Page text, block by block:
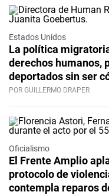
Estados Unidos
La política
derechos humanos,
deportados sin ser
POR GUILLERMO DRAPER
Oficialismo
El Frente Amplio
protocolo de
contempla reparos